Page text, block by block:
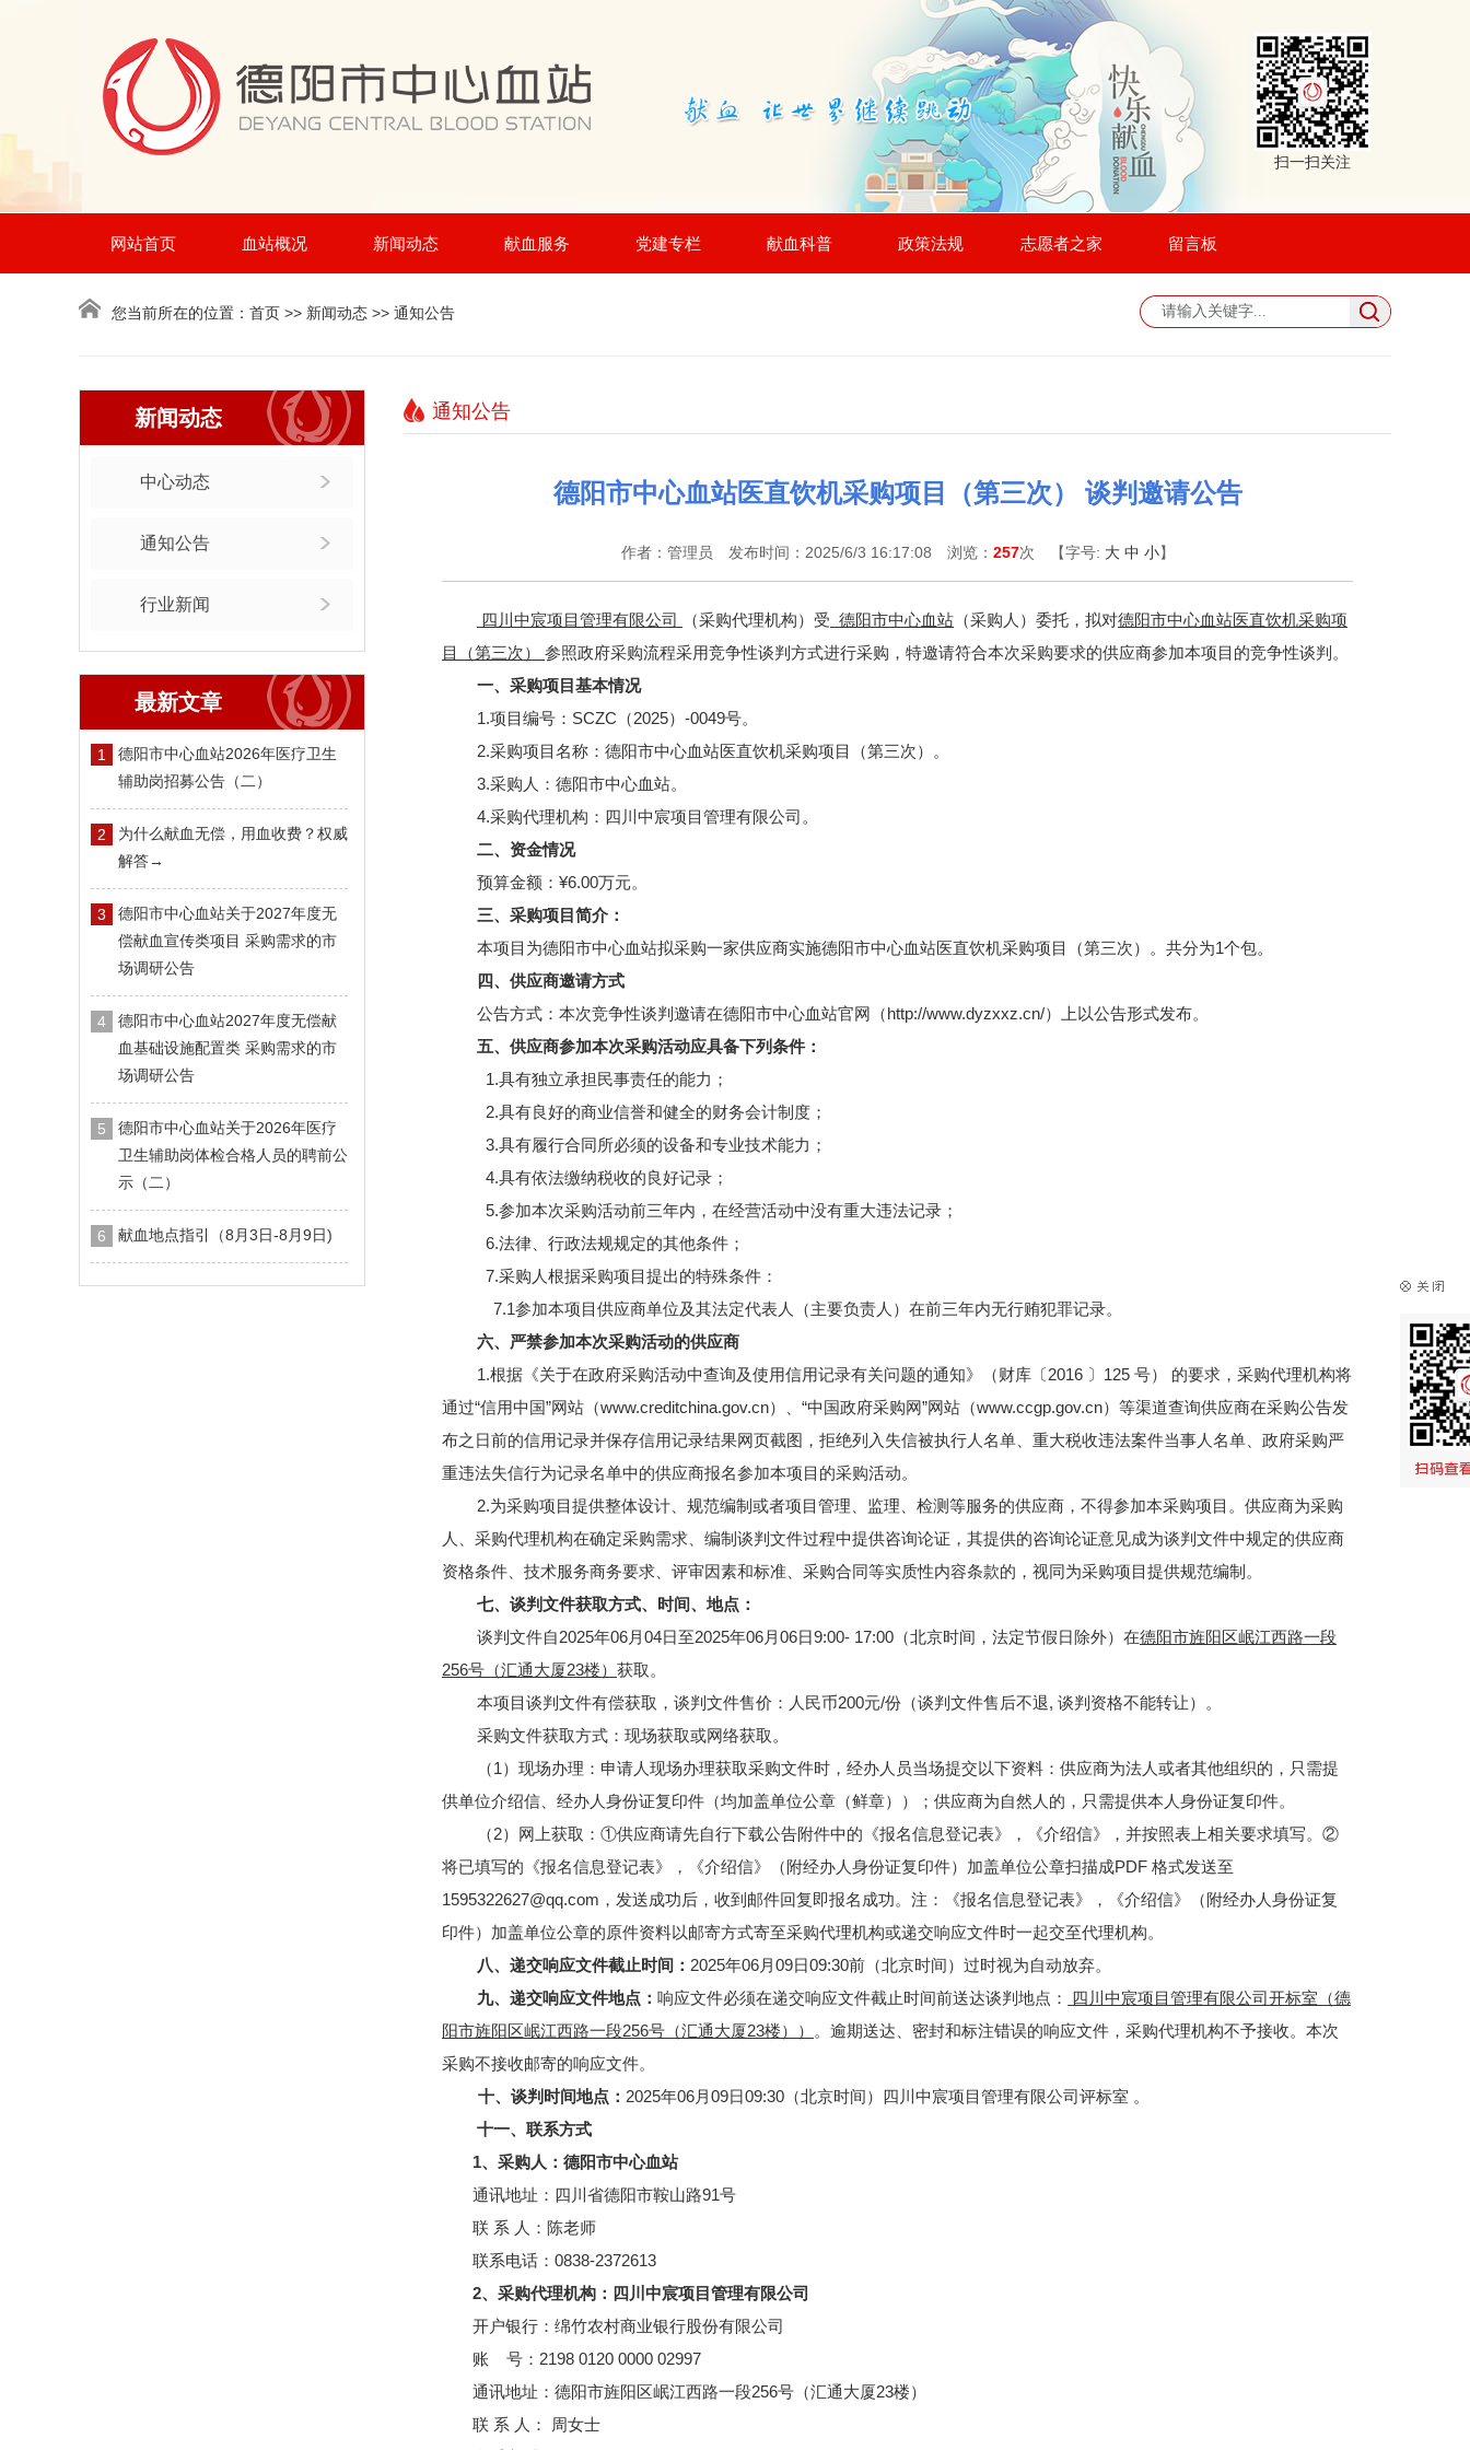
扫一扫关注
网站首页 血站概况 新闻动态 献血服务 党建专栏 献血科普 政策法规 志愿者之家 留言板
您当前所在的位置： 首页 >> 新闻动态 >> 通知公告
新闻动态
中心动态
通知公告
行业新闻
最新文章
1
德阳市中心血站2026年医疗卫生
辅助岗招募公告（二）
2
为什么献血无偿，用血收费？权威
解答→
3
德阳市中心血站关于2027年度无
偿献血宣传类项目 采购需求的市
场调研公告
4
德阳市中心血站2027年度无偿献
血基础设施配置类 采购需求的市
场调研公告
5
德阳市中心血站关于2026年医疗
卫生辅助岗体检合格人员的聘前公
示（二）
6 献血地点指引（8月3日-8月9日)
通知公告
德阳市中心血站医直饮机采购项目（第三次） 谈判邀请公告
作者：管理员 发布时间：2025/6/3 16:17:08 浏览： 257次 【字号: 大 中 小】
四川中宸项目管理有限公司 （采购代理机构）受 德阳市中心血站 （采购人）委托，拟对德阳市中心血站医直饮机采购项
目（第三次）
参照政府采购流程采用竞争性谈判方式进行采购，特邀请符合本次采购要求的供应商参加本项目的竞争性谈判。
一、采购项目基本情况
1.项目编号：SCZC（2025） -0049号。
2.采购项目名称：德阳市中心血站医直饮机采购项目（第三次）。
3.采购人：德阳市中心血站。
4.采购代理机构：四川中宸项目管理有限公司。
二、资金情况
预算金额：¥6.00万元。
三、采购项目简介：
本项目为德阳市中心血站拟采购一家供应商实施德阳市中心血站医直饮机采购项目（第三次）。 共分为1个包。
四、供应商邀请方式
公告方式：本次竞争性谈判邀请在德阳市中心血站官网（http://www.dyzxxz.cn/）上以公告形式发布。
五、供应商参加本次采购活动应具备下列条件：
1.具有独立承担民事责任的能力；
2.具有良好的商业信誉和健全的财务会计制度；
3.具有履行合同所必须的设备和专业技术能力；
4.具有依法缴纳税收的良好记录；
5.参加本次采购活动前三年内，在经营活动中没有重大违法记录；
6.法律、行政法规规定的其他条件；
7.采购人根据采购项目提出的特殊条件：
7.1参加本项目供应商单位及其法定代表人（主要负责人）在前三年内无行贿犯罪记录。
六、严禁参加本次采购活动的供应商
1.根据《关于在政府采购活动中查询及使用信用记录有关问题的通知》（财库〔2016 〕125 号） 的要求，采购代理机构将
通过“信用中国”网站（www.creditchina.gov.cn）、“中国政府采购网”网站（www.ccgp.gov.cn）等渠道查询供应商在采购公告发
布之日前的信用记录并保存信用记录结果网页截图，拒绝列入失信被执行人名单、重大税收违法案件当事人名单、政府采购严
重违法失信行为记录名单中的供应商报名参加本项目的采购活动。
2.为采购项目提供整体设计、规范编制或者项目管理、监理、检测等服务的供应商，不得参加本采购项目。供应商为采购
人、采购代理机构在确定采购需求、编制谈判文件过程中提供咨询论证，其提供的咨询论证意见成为谈判文件中规定的供应商
资格条件、技术服务商务要求、评审因素和标准、采购合同等实质性内容条款的，视同为采购项目提供规范编制。
七、谈判文件获取方式、时间、地点：
谈判文件自2025年06月04日至2025年06月06日9:00- 17:00（北京时间，法定节假日除外）在德阳市旌阳区岷江西路一段
256号（汇通大厦23楼） 获取。
本项目谈判文件有偿获取，谈判文件售价：人民币200元/份（谈判文件售后不退, 谈判资格不能转让）。
采购文件获取方式：现场获取或网络获取。
（1）现场办理：申请人现场办理获取采购文件时，经办人员当场提交以下资料：供应商为法人或者其他组织的，只需提
供单位介绍信、经办人身份证复印件（均加盖单位公章（鲜章））；供应商为自然人的，只需提供本人身份证复印件。
（2）网上获取：①供应商请先自行下载公告附件中的《报名信息登记表》，《介绍信》，并按照表上相关要求填写。②
将已填写的《报名信息登记表》，《介绍信》（附经办人身份证复印件）加盖单位公章扫描成PDF 格式发送至
1595322627@qq.com，发送成功后，收到邮件回复即报名成功。注：《报名信息登记表》，《介绍信》（附经办人身份证复
印件）加盖单位公章的原件资料以邮寄方式寄至采购代理机构或递交响应文件时一起交至代理机构。
八、递交响应文件截止时间： 2025年06月09日09:30前（北京时间）过时视为自动放弃。
九、递交响应文件地点：响应文件必须在递交响应文件截止时间前送达谈判地点： 四川中宸项目管理有限公司开标室（德
阳市旌阳区岷江西路一段256号（汇通大厦23楼））
。逾期送达、密封和标注错误的响应文件，采购代理机构不予接收。本次
采购不接收邮寄的响应文件。
十、谈判 时间地点： 2025年06月09日09:30（北京时间）四川中宸项目管理有限公司评标室 。
十一、联系方式
1、采购人：德阳市中心血站
通讯地址： 四川省德阳市鞍山路91号
联 系 人： 陈老师
联系电话：0838-2372613
2、采购代理机构： 四川中宸项目管理有限公司
开户银行：绵竹农村商业银行股份有限公司
账
号： 2198 0120 0000 02997
通讯地址： 德阳市旌阳区岷江西路一段256号（汇通大厦23楼）
联 系 人：
周女士